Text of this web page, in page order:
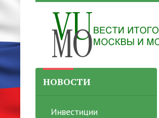
НОВОСТИ
Инвестиции